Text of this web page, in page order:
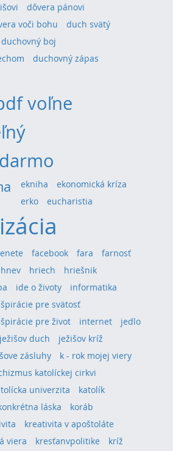
dôvera pánovi
voči bohu
duch svätý
duchovný boj
duchovný zápas
voľne
ekniha
ekonomická kríza
erko
eucharistia
facebook fara
farnosť
hnev hriech
hriešnik
ide o životy informatika
pre svätosť
pre život
internet
jedlo
ježišov duch
ježišov kríž
zásluhy
k - rok mojej viery
katolíckej cirkvi
univerzita
katolík
láska
koráb
kreativita v apoštoláte
viera kresťanvpolitike
kríž